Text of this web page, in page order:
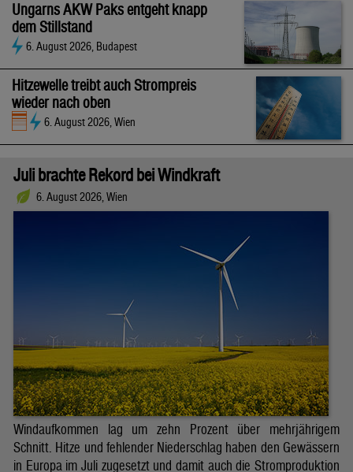
Ungarns AKW Paks entgeht knapp
dem Stillstand
6. August 2026, Budapest
Hitzewelle treibt auch Strompreis
wieder nach oben
6. August 2026, Wien
Juli brachte Rekord bei Windkraft
6. August 2026, Wien
Windaufkommen lag um zehn Prozent über mehrjährigem
Schnitt. Hitze und fehlender Niederschlag haben den Gewässern
in Europa im Juli zugesetzt und damit auch die Stromproduktion